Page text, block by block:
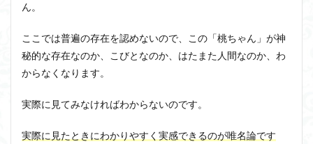
ん。
ここでは普遍の存在を認めないので、この「桃ちゃん」が神
秘的な存在なのか、こびとなのか、はたまた人間なのか、わ
からなくなります。
実際に見てみなければわからないのです。
実際に見たときにわかりやすく実感できるのが唯名論です